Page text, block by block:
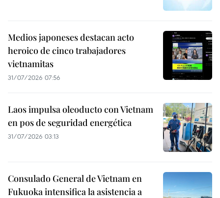
Medios japoneses destacan acto
heroico de cinco trabajadores
vietnamitas
31/07/2026 07:56
Laos impulsa oleoducto con Vietnam
en pos de seguridad energética
31/07/2026 03:13
Consulado General de Vietnam en
Fukuoka intensifica la asistencia a